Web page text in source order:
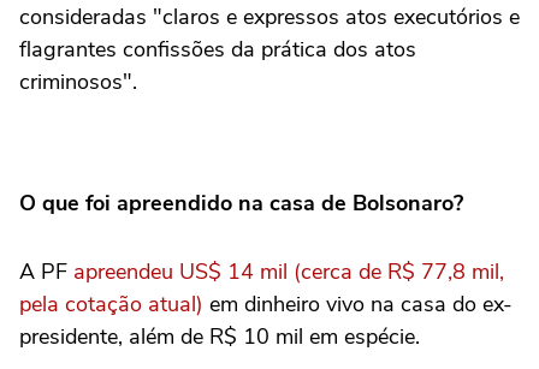
consideradas "claros e expressos atos executórios e
flagrantes confissões da prática dos atos
criminosos".
O que foi apreendido na casa de Bolsonaro?
A PF apreendeu US$ 14 mil (cerca de R$ 77,8 mil,
pela cotação atual) em dinheiro vivo na casa do ex-
presidente, além de R$ 10 mil em espécie.